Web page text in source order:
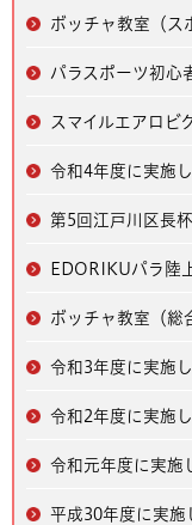
ボッチャ教室（ス
パラスポーツ初心
スマイルエアロビ
令和4年度に実施
第5回江戸川区長
EDORIKUパラ陸
ボッチャ教室（総
令和3年度に実施
令和2年度に実施
令和元年度に実施
平成30年度に実施